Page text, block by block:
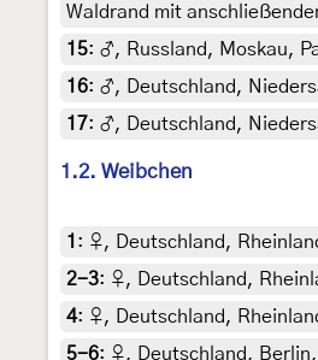
Waldrand mit
15: ♂, Russland, Moskau,
16: ♂, Deutschland,
17: ♂, Deutschland,
1.2. Weibchen
1 : ♀, Deutschland,
2-3: ♀, Deutschland,
4: ♀, Deutschland,
5-6: ♀, Deutschland,